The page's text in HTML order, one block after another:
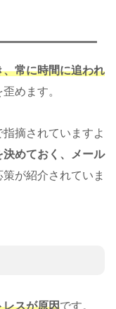
常に時間に追われ
めます。
摘されていますよ
めておく、メール
が紹介されていま
レスが原因です。